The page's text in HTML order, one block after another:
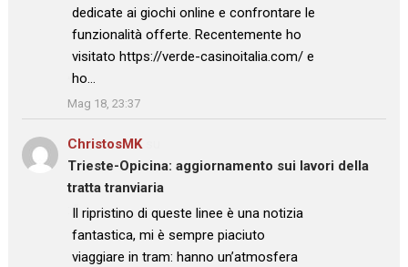
dedicate ai giochi online e confrontare le
funzionalità offerte. Recentemente ho
visitato https://verde-casinoitalia.com/ e
ho…
”
Mag 18, 23:37
ChristosMKsu
Trieste-Opicina: aggiornamento sui lavori della
tratta tranviaria
: “
Il ripristino di queste linee è una notizia
fantastica, mi è sempre piaciuto
viaggiare in tram: hanno un’atmosfera